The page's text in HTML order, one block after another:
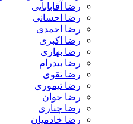
رضا آقابابایی
رضا احسانی
رضا احمدی
رضا اکبری
رضا بهاری
رضا بیدرام
رضا تقوی
رضا تیموری
رضا جوان
رضا چناری
رضا خادمیان